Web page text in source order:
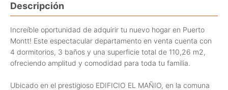
Descripción
Increíble oportunidad de adquirir tu nuevo hogar en Puerto
Montt! Este espectacular departamento en venta cuenta con
4 dormitorios, 3 baños y una superficie total de 110,26 m2,
ofreciendo amplitud y comodidad para toda tu familia.
Ubicado en el prestigioso EDIFICIO EL MAÑIO, en la comuna